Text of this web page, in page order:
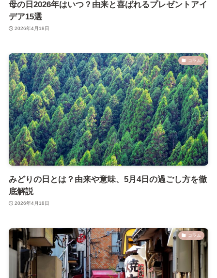
母の日2026年はいつ？由来と喜ばれるプレゼントアイ
デア15選
2026年4月18日
コラム
みどりの日とは？由来や意味、5月4日の過ごし方を徹
底解説
2026年4月18日
コラム